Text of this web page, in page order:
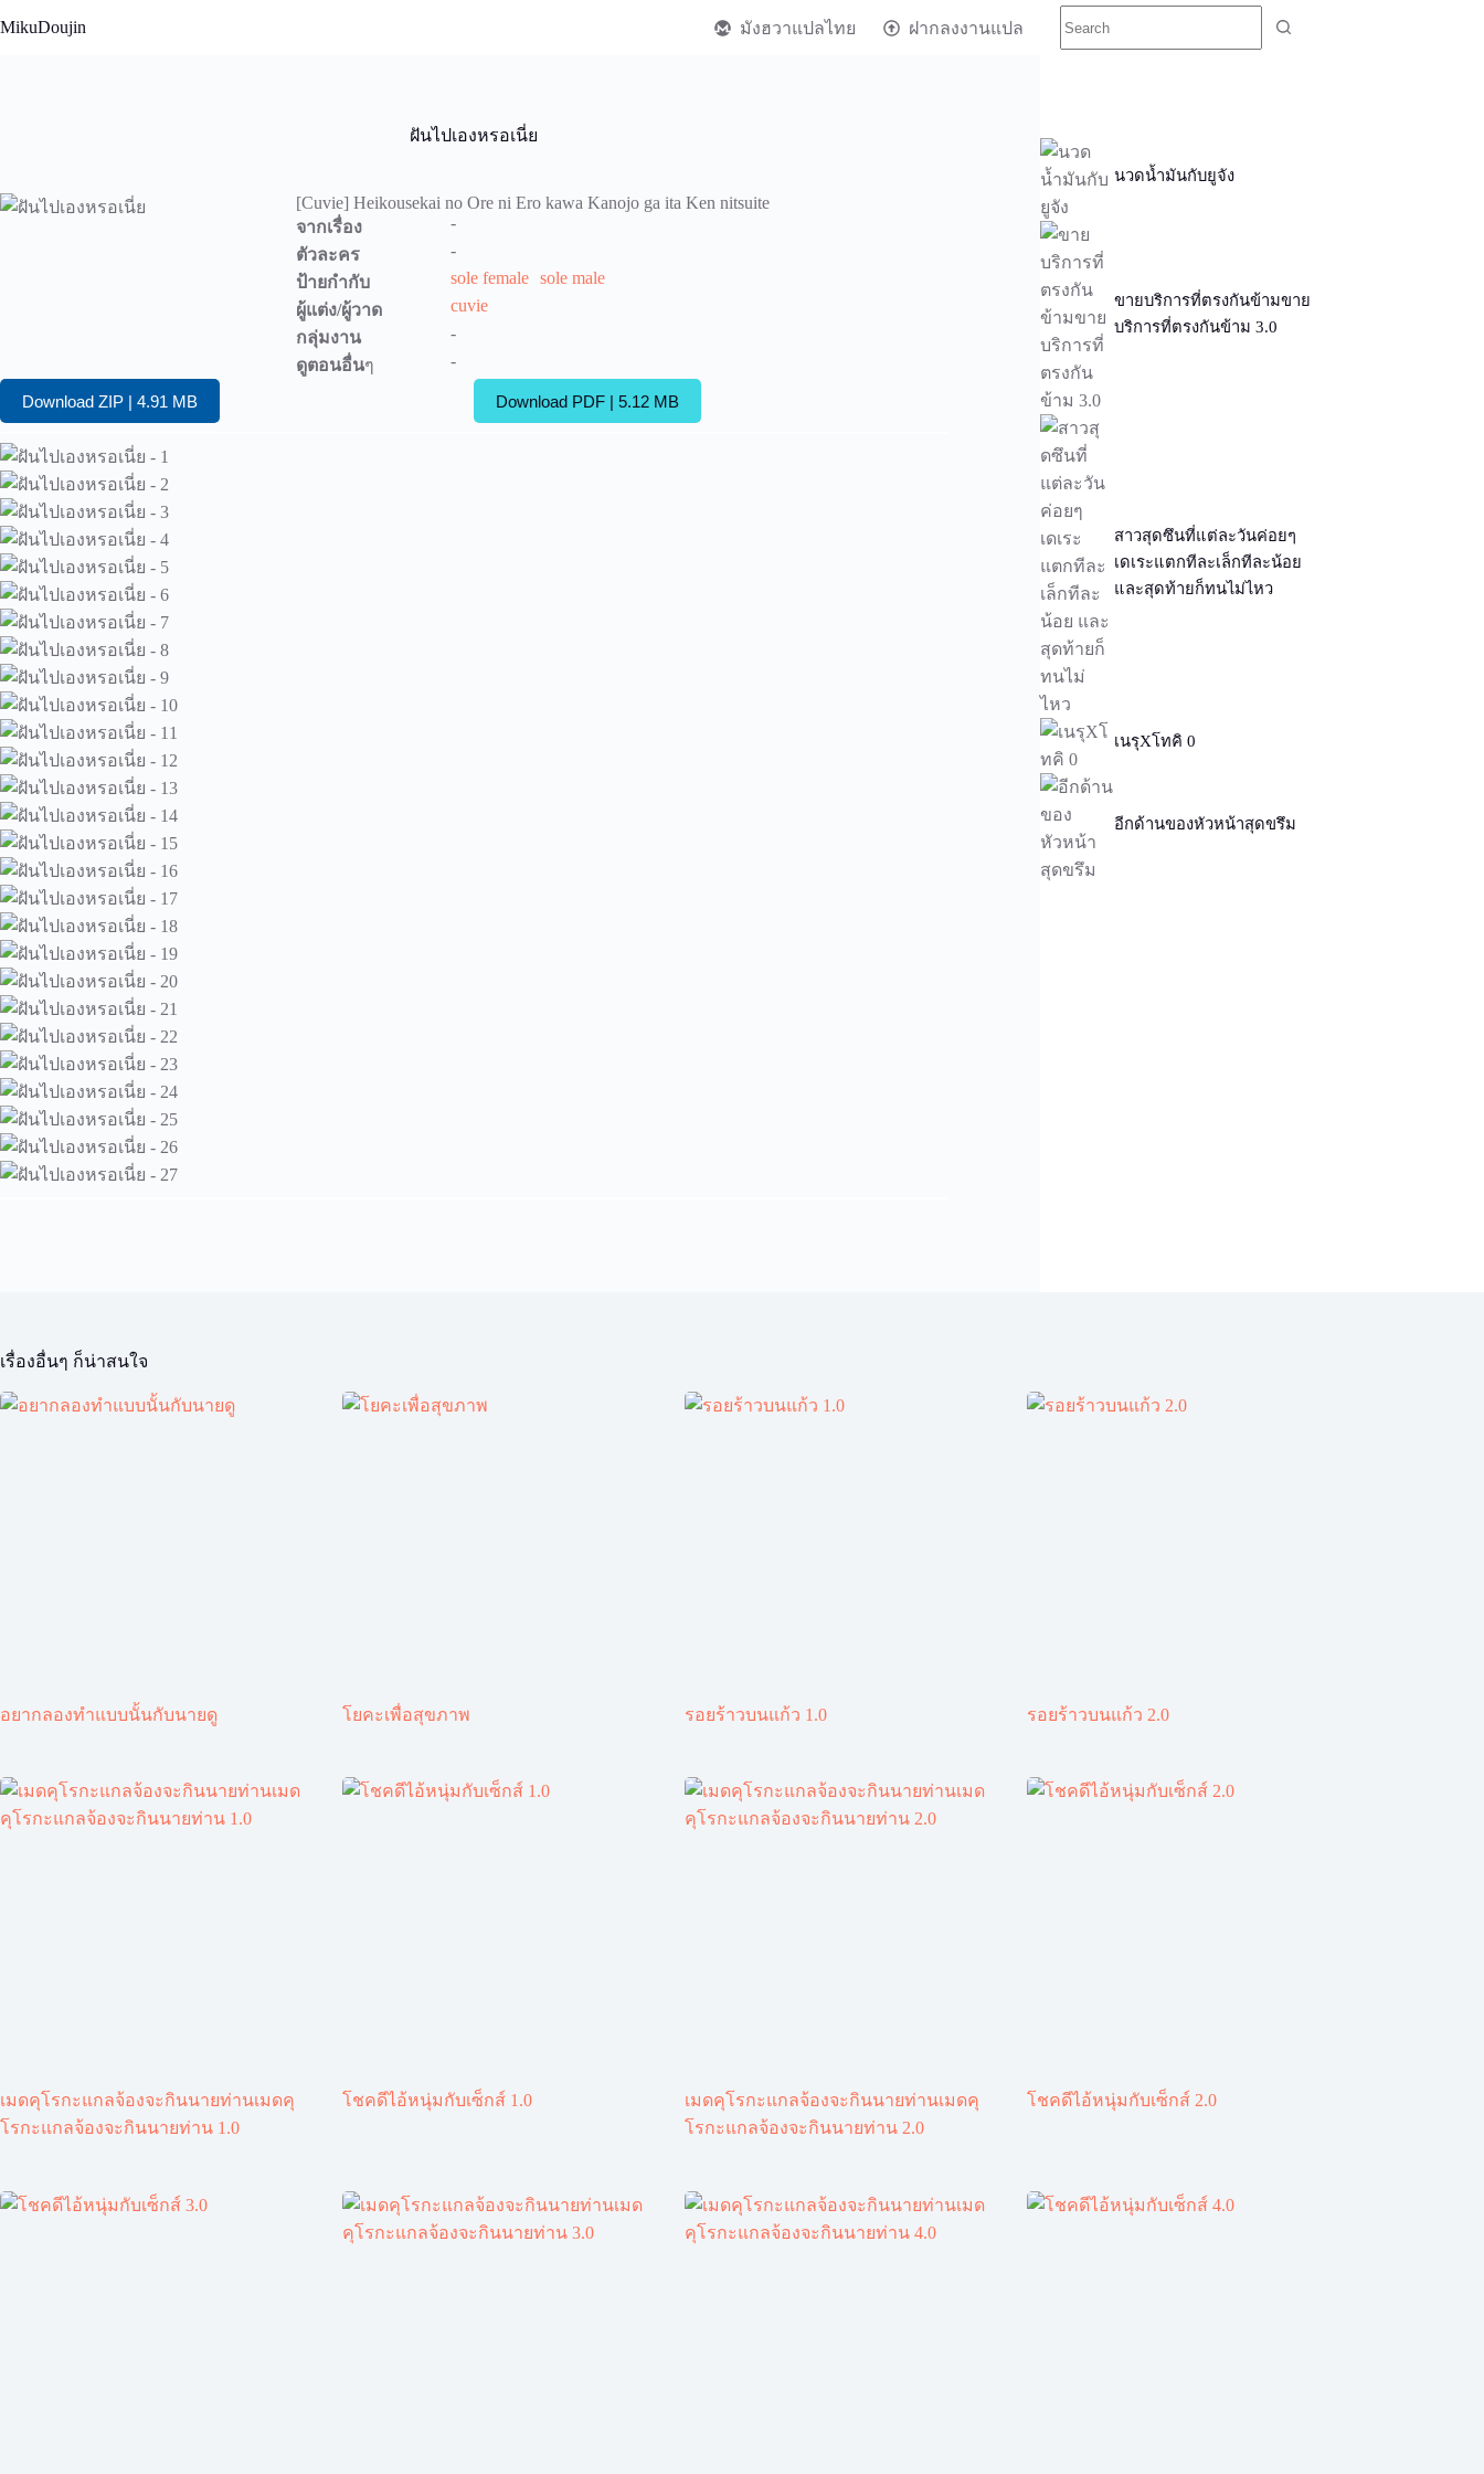
to
MikuDoujin มังฮวาแปลไทย ฝากลงงานแปล
ฝันไปเองหรอเนี่ย
[Cuvie] Heikousekai no Ore ni Ero kawa Kanojo ga ita Ken nitsuite
จากเรื่อง
-
ตัวละคร
-
ป้ายกำกับ
sole female sole male
ผู้แต่ง/ผู้วาด
cuvie
กลุ่มงาน
-
ดูตอนอื่นๆ -
Download ZIP | 4.91 MB Download PDF | 5.12 MB
นวดน้ำมันกับยูจัง
ขายบริการที่ตรงกันข้ามขาย
บริการที่ตรงกันข้าม 3.0
สาวสุดซึนที่แต่ละวันค่อยๆ
เดเระแตกทีละเล็กทีละน้อย
และสุดท้ายก็ทนไม่ไหว
เนรุXโทคิ 0
อีกด้านของหัวหน้าสุดขรึม
เรื่องอื่นๆ ก็น่าสนใจ
อยากลองทำแบบนั้นกับนายดู โยคะเพื่อสุขภาพ รอยร้าวบนแก้ว 1.0 รอยร้าวบนแก้ว 2.0
เมดคุโรกะแกลจ้องจะกินนายท่านเมดคุ
โรกะแกลจ้องจะกินนายท่าน 1.0
โชคดีไอ้หนุ่มกับเซ็กส์ 1.0
เมดคุโรกะแกลจ้องจะกินนายท่านเมดคุ
โรกะแกลจ้องจะกินนายท่าน 2.0
โชคดีไอ้หนุ่มกับเซ็กส์ 2.0